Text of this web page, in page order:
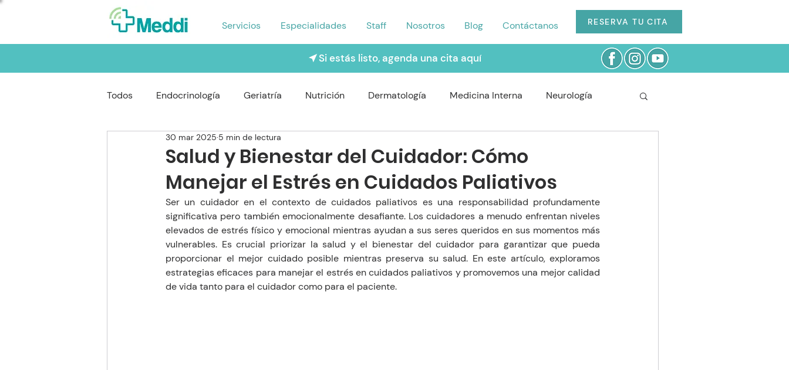
Servicios Especialidades Staff Nosotros Blog Contáctanos RESERVA TU CITA
Si estás listo, agenda una cita aquí
Todos Endocrinología Geriatría Nutrición Dermatología Medicina Interna Neurología
Reumatología Gastroenterología
Oftalmología Neumología Nefrologo Fisioterapia Enfermería y Cuidado Odontología
Salud y Bienestar del Cuidador: Cómo
Manejar el Estrés en Cuidados Paliativos
30 mar 2025 5 min de lectura
Ser un cuidador en el contexto de cuidados paliativos es una responsabilidad profundamente
significativa pero también emocionalmente desafiante. Los cuidadores a menudo enfrentan niveles
elevados de estrés físico y emocional mientras ayudan a sus seres queridos en sus momentos más
vulnerables. Es crucial priorizar la salud y el bienestar del cuidador para garantizar que pueda
proporcionar el mejor cuidado posible mientras preserva su salud. En este artículo, exploramos
estrategias eficaces para manejar el estrés en cuidados paliativos y promovemos una mejor calidad
de vida tanto para el cuidador como para el paciente.